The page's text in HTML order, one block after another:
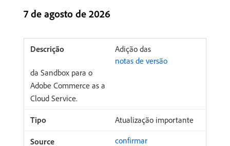
7 de agosto de 2026
Adição das
notas de versão
da Sandbox para o
Adobe Commerce as a
Cloud Service.
Atualização importante
confirmar